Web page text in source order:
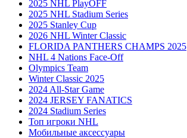
2025 NHL PlayOFF
2025 NHL Stadium Series
2025 Stanley Cup
2026 NHL Winter Classic
FLORIDA PANTHERS CHAMPS 2025
NHL 4 Nations Face-Off
Olympics Team
Winter Classic 2025
2024 All-Star Game
2024 JERSEY FANATICS
2024 Stadium Series
Топ игроки NHL
Мобильные аксессуары